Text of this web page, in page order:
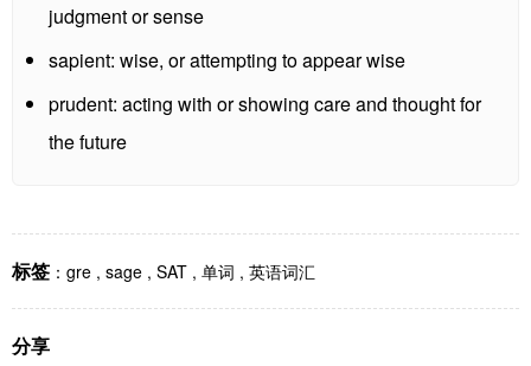
judgment or sense
sapient: wise, or attempting to appear wise
prudent: acting with or showing care and thought for
the future
标签 ： gre , sage , SAT , 单词 , 英语词汇
分享